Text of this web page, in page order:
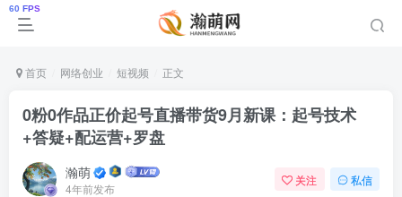
首页 网络创业 短视频 正文
0粉0作品正价起号直播带货9月新课：起号技术
+答疑+配运营+罗盘
瀚萌
4年前发布
关注 私信